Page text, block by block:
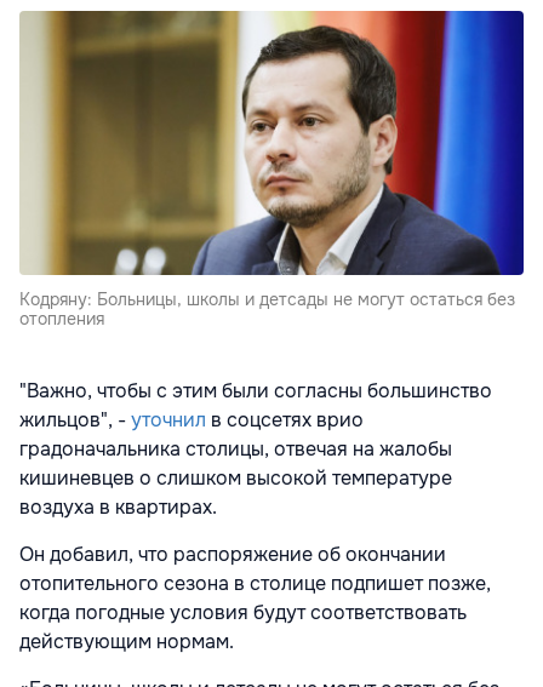
Кодряну: Больницы, школы и детсады не могут остаться без
отопления
"Важно, чтобы с этим были согласны большинство
жильцов", -уточнил в соцсетях врио
градоначальника столицы, отвечая на жалобы
кишиневцев о слишком высокой температуре
воздуха в квартирах.
Он добавил, что распоряжение об окончании
отопительного сезона в столице подпишет позже,
когда погодные условия будут соответствовать
действующим нормам.